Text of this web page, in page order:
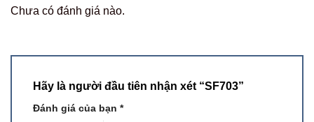
Chưa có đánh giá nào.
Hãy là người đầu tiên nhận xét “SF703”
Đánh giá của bạn *